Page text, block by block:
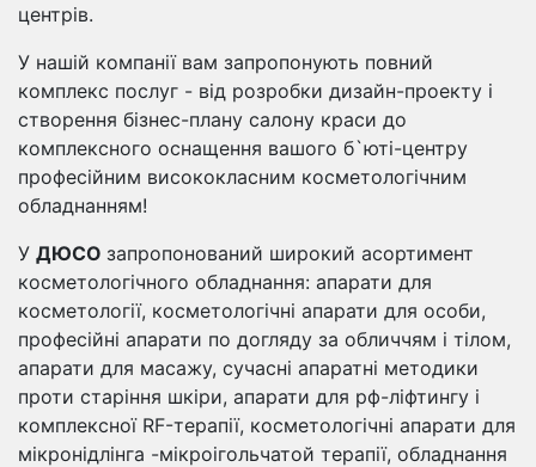
центрів.
У нашій компанії вам запропонують повний
комплекс послуг - від розробки дизайн-проекту і
створення бізнес-плану салону краси до
комплексного оснащення вашого б`юті-центру
професійним висококласним косметологічним
обладнанням!
У ДЮСО запропонований широкий асортимент
косметологічного обладнання: апарати для
косметології, косметологічні апарати для особи,
професійні апарати по догляду за обличчям і тілом,
апарати для масажу, сучасні апаратні методики
проти старіння шкіри, апарати для рф-ліфтингу і
комплексної RF-терапії, косметологічні апарати для
мікронідлінга -мікроігольчатой ​​терапії, обладнання